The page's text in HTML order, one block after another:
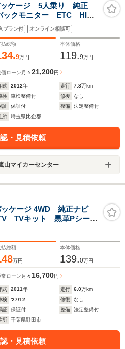
ッケージ 5人乗り 純正
クモニター ETC HID
プラン付 オンライン相談可
払総額
9万円
本体価格
119.9万円
価ローン 月々21,200円
式 2012年 走行 7.8万km
検
車検整備付 修復
なし
証
保証付 整備
法定整備付
所
埼玉県比企郡
・見積依頼
山マイカーセンター
ッケージ 4WD 純正ナビ
TVキット 黒革Pシー
マートキー サンルー
マフラー 純正オー
ミ
払総額
万円
本体価格
139.0万円
常ローン 月々 16,700円
式 2011年 走行 6.0万km
検
'27/12 修復
なし
証
保証付 整備
法定整備付
所
千葉県野田市
・見積依頼